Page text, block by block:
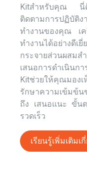
Kitสำหรับคุณ นี่คื
ติดตามการปฏิบัติง
ทำงานของคุณ
เ
ทำงานได้อย่างดีเยี่
กระจายส่วนผสม
เสนอการดำเนินกา
Kitช่วยให้คุณมองเ
รักษาความเข้มข้น
ถึง เสนอแนะ ขั้น
รวดเร็ว
เรียนรู้เพิ่มเติมเ